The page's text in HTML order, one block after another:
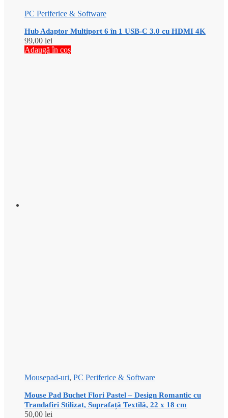
PC Periferice & Software
Hub Adaptor Multiport 6 în 1 USB-C 3.0 cu HDMI 4K
99,00 lei
Adaugă în coș
Mousepad-uri, PC Periferice & Software
Mouse Pad Buchet Flori Pastel – Design Romantic cu
Trandafiri Stilizat, Suprafață Textilă, 22 x 18 cm
50,00 lei